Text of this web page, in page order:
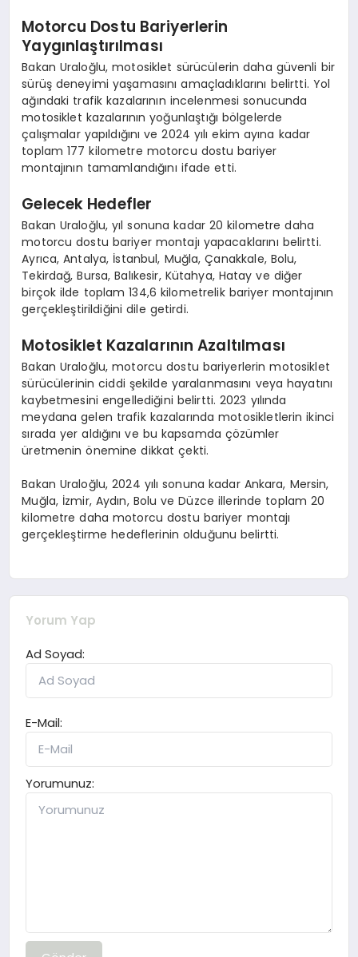
Motorcu Dostu Bariyerlerin
Yaygınlaştırılması
Bakan Uraloğlu, motosiklet sürücülerin daha güvenli bir
sürüş deneyimi yaşamasını amaçladıklarını belirtti. Yol
ağındaki trafik kazalarının incelenmesi sonucunda
motosiklet kazalarının yoğunlaştığı bölgelerde
çalışmalar yapıldığını ve 2024 yılı ekim ayına kadar
toplam 177 kilometre motorcu dostu bariyer
montajının tamamlandığını ifade etti.
Gelecek Hedefler
Bakan Uraloğlu, yıl sonuna kadar 20 kilometre daha
motorcu dostu bariyer montajı yapacaklarını belirtti.
Ayrıca, Antalya, İstanbul, Muğla, Çanakkale, Bolu,
Tekirdağ, Bursa, Balıkesir, Kütahya, Hatay ve diğer
birçok ilde toplam 134,6 kilometrelik bariyer montajının
gerçekleştirildiğini dile getirdi.
Motosiklet Kazalarının Azaltılması
Bakan Uraloğlu, motorcu dostu bariyerlerin motosiklet
sürücülerinin ciddi şekilde yaralanmasını veya hayatını
kaybetmesini engellediğini belirtti. 2023 yılında
meydana gelen trafik kazalarında motosikletlerin ikinci
sırada yer aldığını ve bu kapsamda çözümler
üretmenin önemine dikkat çekti.
Bakan Uraloğlu, 2024 yılı sonuna kadar Ankara, Mersin,
Muğla, İzmir, Aydın, Bolu ve Düzce illerinde toplam 20
kilometre daha motorcu dostu bariyer montajı
gerçekleştirme hedeflerinin olduğunu belirtti.
Yorum Yap
Ad Soyad:
E-Mail:
Yorumunuz: